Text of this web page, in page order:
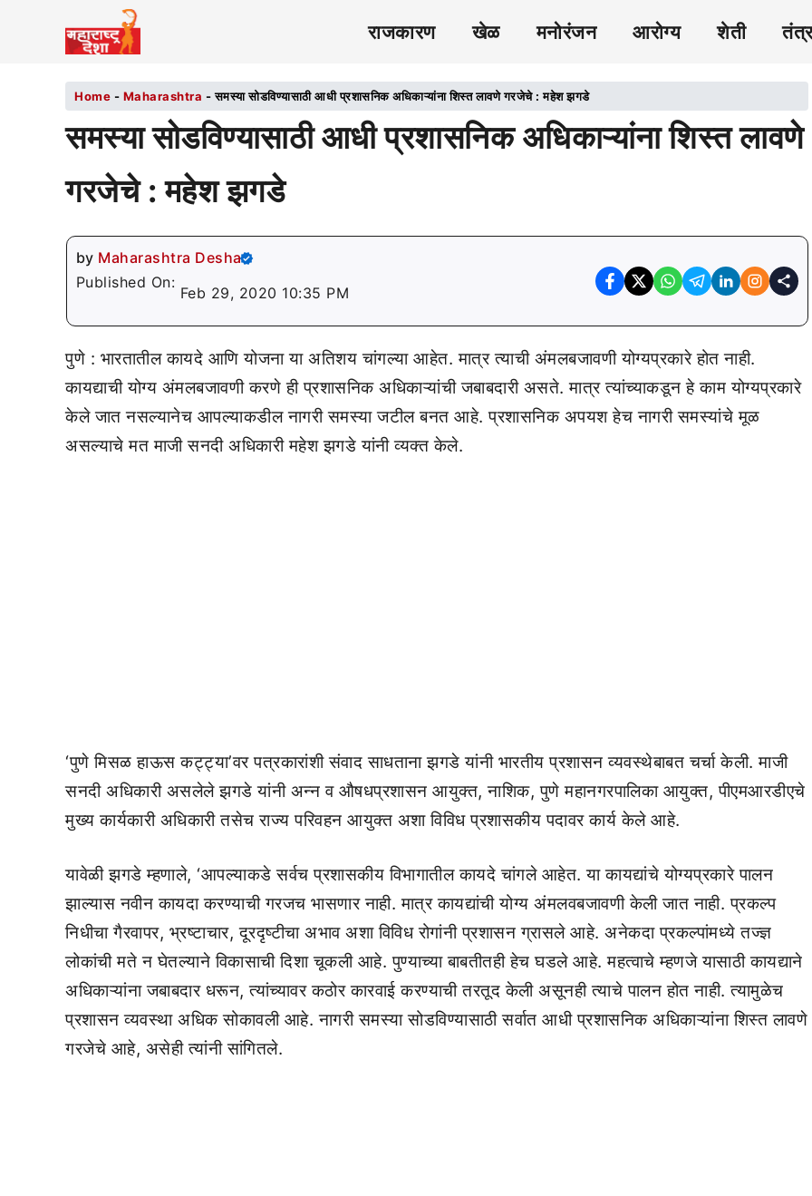
राजकारण खेळ मनोरंजन आरोग्य शेती
Home - Maharashtra -समस्या सोडविण्यासाठी आधी प्रशासनिक अधिकाऱ्यांना शिस्त लावणे गरजेचे : महेश झगडे
समस्या सोडविण्यासाठी आधी प्रशासनिक अधिकाऱ्यांना शिस्त लावणे
गरजेचे : महेश झगडे
by Maharashtra Desha
Published On:
Feb 29, 2020 10:35 PM
पुणे : भारतातील कायदे आणि योजना या अतिशय चांगल्या आहेत. मात्र त्याची अंमलबजावणी योग्यप्रकारे होत नाही.
कायद्याची योग्य अंमलबजावणी करणे ही प्रशासनिक अधिकाऱ्यांची जबाबदारी असते. मात्र त्यांच्याकडून हे काम योग्यप्रकारे
केले जात नसल्यानेच आपल्याकडील नागरी समस्या जटील बनत आहे. प्रशासनिक अपयश हेच नागरी समस्यांचे मूळ
असल्याचे मत माजी सनदी अधिकारी महेश झगडे यांनी व्यक्त केले.
‘पुणे मिसळ हाऊस कट्ट्या’वर पत्रकारांशी संवाद साधताना झगडे यांनी भारतीय प्रशासन व्यवस्थेबाबत चर्चा केली. माजी
सनदी अधिकारी असलेले झगडे यांनी अन्न व औषधप्रशासन आयुक्त, नाशिक, पुणे महानगरपालिका आयुक्त, पीएमआरडीएचे
मुख्य कार्यकारी अधिकारी तसेच राज्य परिवहन आयुक्त अशा विविध प्रशासकीय पदावर कार्य केले आहे.
यावेळी झगडे म्हणाले, ‘आपल्याकडे सर्वच प्रशासकीय विभागातील कायदे चांगले आहेत. या कायद्यांचे योग्यप्रकारे पालन
झाल्यास नवीन कायदा करण्याची गरजच भासणार नाही. मात्र कायद्यांची योग्य अंमलवबजावणी केली जात नाही. प्रकल्प
निधीचा गैरवापर, भ्रष्टाचार, दूरदृष्टीचा अभाव अशा विविध रोगांनी प्रशासन ग्रासले आहे. अनेकदा प्रकल्पांमध्ये तज्ज्ञ
लोकांची मते न घेतल्याने विकासाची दिशा चूकली आहे. पुण्याच्या बाबतीतही हेच घडले आहे. महत्वाचे म्हणजे यासाठी कायद्याने
अधिकाऱ्यांना जबाबदार धरून, त्यांच्यावर कठोर कारवाई करण्याची तरतूद केली असूनही त्याचे पालन होत नाही. त्यामुळेच
प्रशासन व्यवस्था अधिक सोकावली आहे. नागरी समस्या सोडविण्यासाठी सर्वात आधी प्रशासनिक अधिकाऱ्यांना शिस्त लावणे
गरजेचे आहे, असेही त्यांनी सांगितले.